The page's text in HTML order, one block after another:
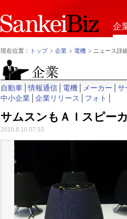
企
現在位置： トップ 企業 電機 ニュース詳
自動車 情報通信 電機 メーカー サ
中小企業
企業リリース フォト
サムスンもＡＩスピー
2018.8.10 07:33